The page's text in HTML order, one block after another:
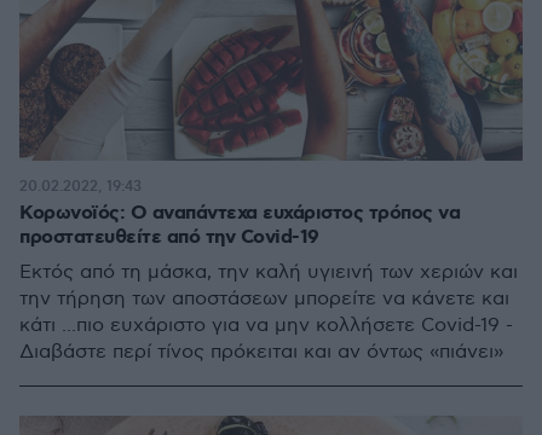
Κορωνοϊός: Ο αναπάντεχα ευχάριστος τρόπος να
προστατευθείτε από την Covid-19
Εκτός από τη μάσκα, την καλή υγιεινή των χεριών και
την τήρηση των αποστάσεων μπορείτε να κάνετε και
κάτι ...πιο ευχάριστο για να μην κολλήσετε Covid-19 -
Διαβάστε περί τίνος πρόκειται και αν όντως «πιάνει»
20.02.2022, 19:43